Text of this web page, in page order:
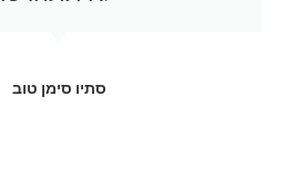
סתיו סימן טוב